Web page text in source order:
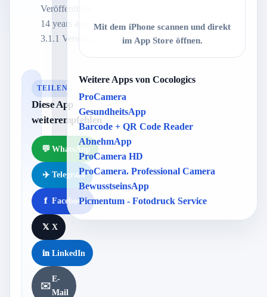
Veröffentlicht
14 years ago.
3.1.1 Version.
TEILEN
Diese App
weiterempfehlen
💬 WhatsApp
✈️ Telegram
f Facebook
𝕏 X
in LinkedIn
✉️
E-
Mail
Mit dem iPhone scannen und direkt
im App Store öffnen.
Weitere Apps von Cocologics
ProCamera
GesundheitsApp
Barcode + QR Code Reader
AbnehmApp
ProCamera HD
ProCamera. Professional Camera
BewusstseinsApp
Picmentum - Fotodruck Service